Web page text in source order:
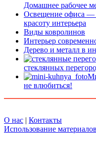
Домашнее рабочее
Освещение офиса —
красоту интерьера
Виды ковролинов
Интерьер
Дерево и металл в
стеклянных
не влюбиться!
О нас | Контакты
Использование материалов